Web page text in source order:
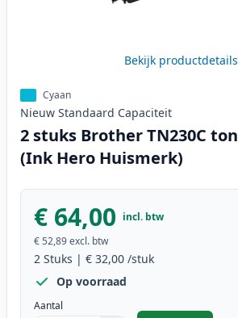
Bekijk productdetails
Cyaan
Nieuw Standaard Capaciteit
2 stuks Brother TN230C
(Ink Hero Huismerk)
€ 64,00 incl. btw
€ 52,89excl. btw
2 Stuks | € 32,00 /stuk
Op voorraad
Aantal